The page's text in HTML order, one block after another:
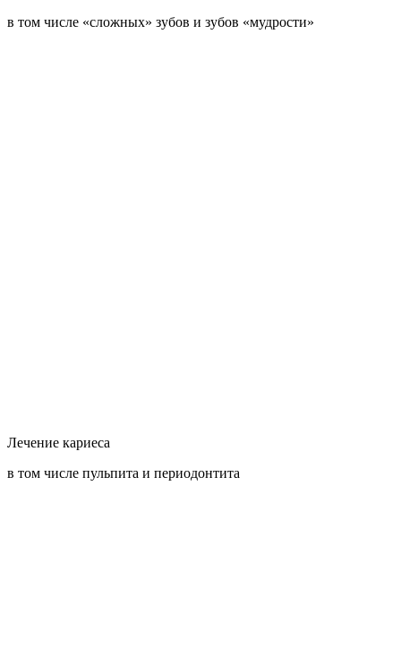
в том числе «сложных» зубов и зубов «мудрости»
Лечение кариеса
в том числе пульпита и периодонтита